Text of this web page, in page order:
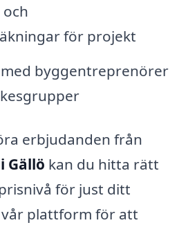
för projekt
byggentreprenörer
erbjudanden från
Gällö kan du hitta rätt
för just ditt
plattform för att